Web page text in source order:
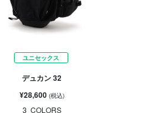
ユニセックス
デュカン 32
¥28,600 (税込)
3 COLORS